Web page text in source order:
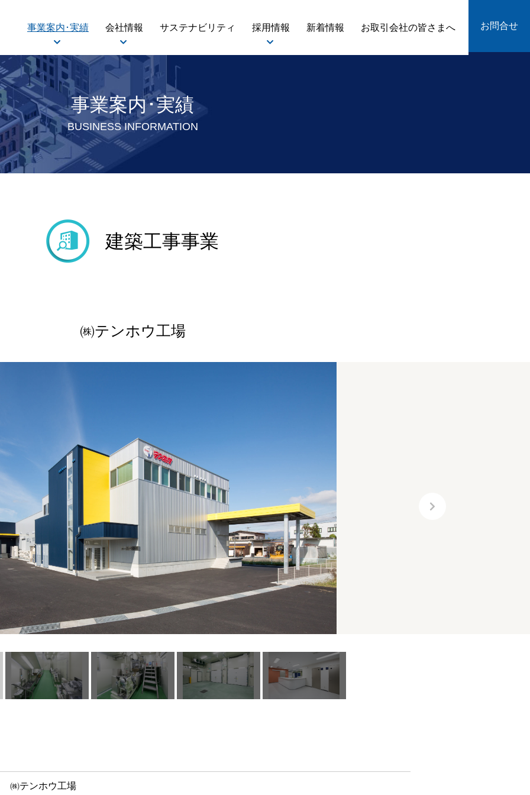
お問合せ
事業案内･実績 会社情報 サステナビリティ 採用情報 新着情報 お取引会社の皆さまへ
事業案内･実績
BUSINESS INFORMATION
建築工事事業
㈱テンホウ工場
㈱テンホウ工場